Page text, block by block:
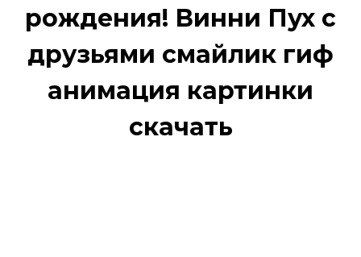
рождения! Винни Пух с
друзьями смайлик гиф
анимация картинки
скачать